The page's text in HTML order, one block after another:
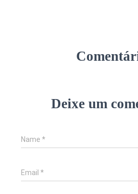
Deixe um
Name *
Email *